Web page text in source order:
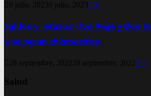
9 julio, 20239 julio, 2023 0
Saldos y retazos: Don Pepe y Don
y se pasan chismecitos
28 septiembre, 2022 28 septiembre, 2022 0
Salud